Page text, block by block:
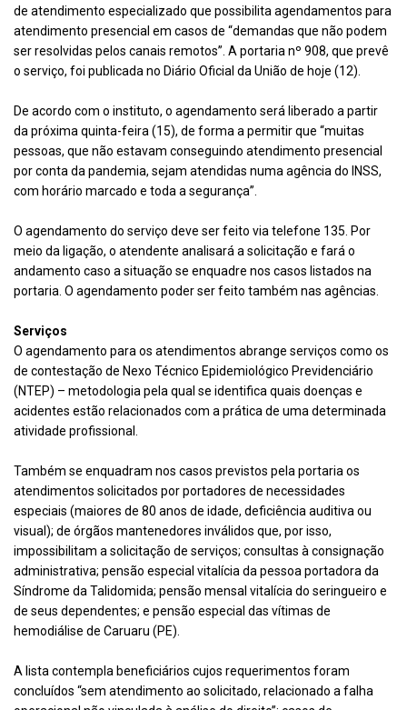
de atendimento especializado que possibilita agendamentos para
atendimento presencial em casos de “demandas que não podem
ser resolvidas pelos canais remotos”. A portaria nº 908, que prevê
o serviço, foi publicada no Diário Oficial da União de hoje (12).
De acordo com o instituto, o agendamento será liberado a partir
da próxima quinta-feira (15), de forma a permitir que “muitas
pessoas, que não estavam conseguindo atendimento presencial
por conta da pandemia, sejam atendidas numa agência do INSS,
com horário marcado e toda a segurança”.
O agendamento do serviço deve ser feito via telefone 135. Por
meio da ligação, o atendente analisará a solicitação e fará o
andamento caso a situação se enquadre nos casos listados na
portaria. O agendamento poder ser feito também nas agências.
Serviços
O agendamento para os atendimentos abrange serviços como os
de contestação de Nexo Técnico Epidemiológico Previdenciário
(NTEP) – metodologia pela qual se identifica quais doenças e
acidentes estão relacionados com a prática de uma determinada
atividade profissional.
Também se enquadram nos casos previstos pela portaria os
atendimentos solicitados por portadores de necessidades
especiais (maiores de 80 anos de idade, deficiência auditiva ou
visual); de órgãos mantenedores inválidos que, por isso,
impossibilitam a solicitação de serviços; consultas à consignação
administrativa; pensão especial vitalícia da pessoa portadora da
Síndrome da Talidomida; pensão mensal vitalícia do seringueiro e
de seus dependentes; e pensão especial das vítimas de
hemodiálise de Caruaru (PE).
A lista contempla beneficiários cujos requerimentos foram
concluídos “sem atendimento ao solicitado, relacionado a falha